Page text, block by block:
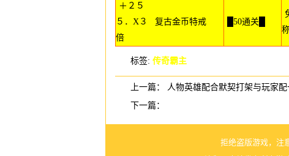
＋２５
５．X３
倍
复古金币特戒 █50通关█
标签: 传奇霸主
上一篇： 人物英雄配合默契打架与玩家
下一篇：
拒绝盗版游戏，注